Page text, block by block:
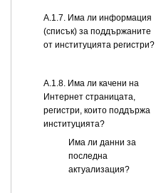
А.1.7. Има ли информация
(списък) за поддържаните
от институцията регистри?
А.1.8. Има ли качени на
Интернет страницата,
регистри, които поддържа
институцията?
Има ли данни за
последна
актуализация?